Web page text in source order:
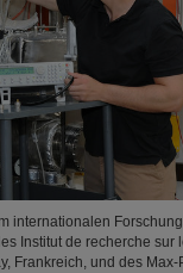
internationalen
Institut de recherche
Frankreich, und des